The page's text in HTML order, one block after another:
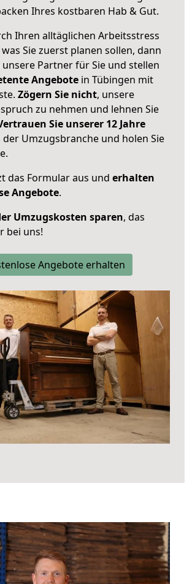
Ihres kostbaren Hab & Gut.
Ihren alltäglichen Arbeitsstress
Sie zuerst planen sollen, dann
Partner für Sie und stellen
Angebote in Tübingen mit
Zögern Sie nicht, unsere
zu nehmen und lehnen Sie
Sie unserer 12 Jahre
der Umzugsbranche und holen Sie
das Formular aus und erhalten
Angebote.
Umzugskosten sparen, das
bei uns!
Angebote erhalten